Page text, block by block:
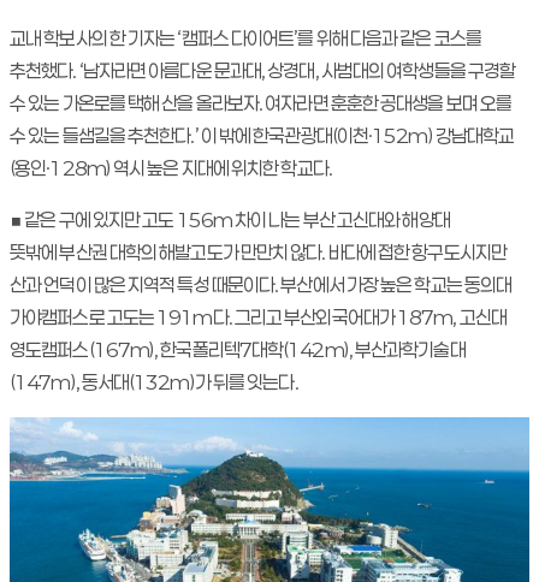
교내 학보사의 한 기자는 ‘캠퍼스 다이어트’를 위해 다음과 같은 코스를
추천했다. ‘남자라면 아름다운 문과대, 상경대, 사범대의 여학생들을 구경할
수 있는 가온로를 택해 산을 올라보자. 여자라면 훈훈한 공대생을 보며 오를
수 있는 들샘길을 추천한다.’ 이 밖에 한국관광대(이천·152m) 강남대학교
(용인·128m) 역시 높은 지대에 위치한 학교다.
■ 같은 구에 있지만 고도 156m 차이 나는 부산 고신대와 해양대
뜻밖에 부산권 대학의 해발고도가 만만치 않다. 바다에 접한 항구도시지만
산과 언덕이 많은 지역적 특성 때문이다. 부산에서 가장 높은 학교는 동의대
가야캠퍼스로 고도는 191m다. 그리고 부산외국어대가 187m, 고신대
영도캠퍼스(167m), 한국폴리텍7대학(142m), 부산과학기술대
(147m), 동서대(132m)가 뒤를 잇는다.